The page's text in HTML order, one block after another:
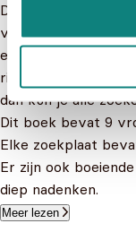
Dit kleurrijke
voertuigen en
echte racewagen,
rijdt mee in een
dan kun je alle
Dit boek bevat 9
Elke zoekplaat
Er zijn ook
diep nadenken.
Meer lezen